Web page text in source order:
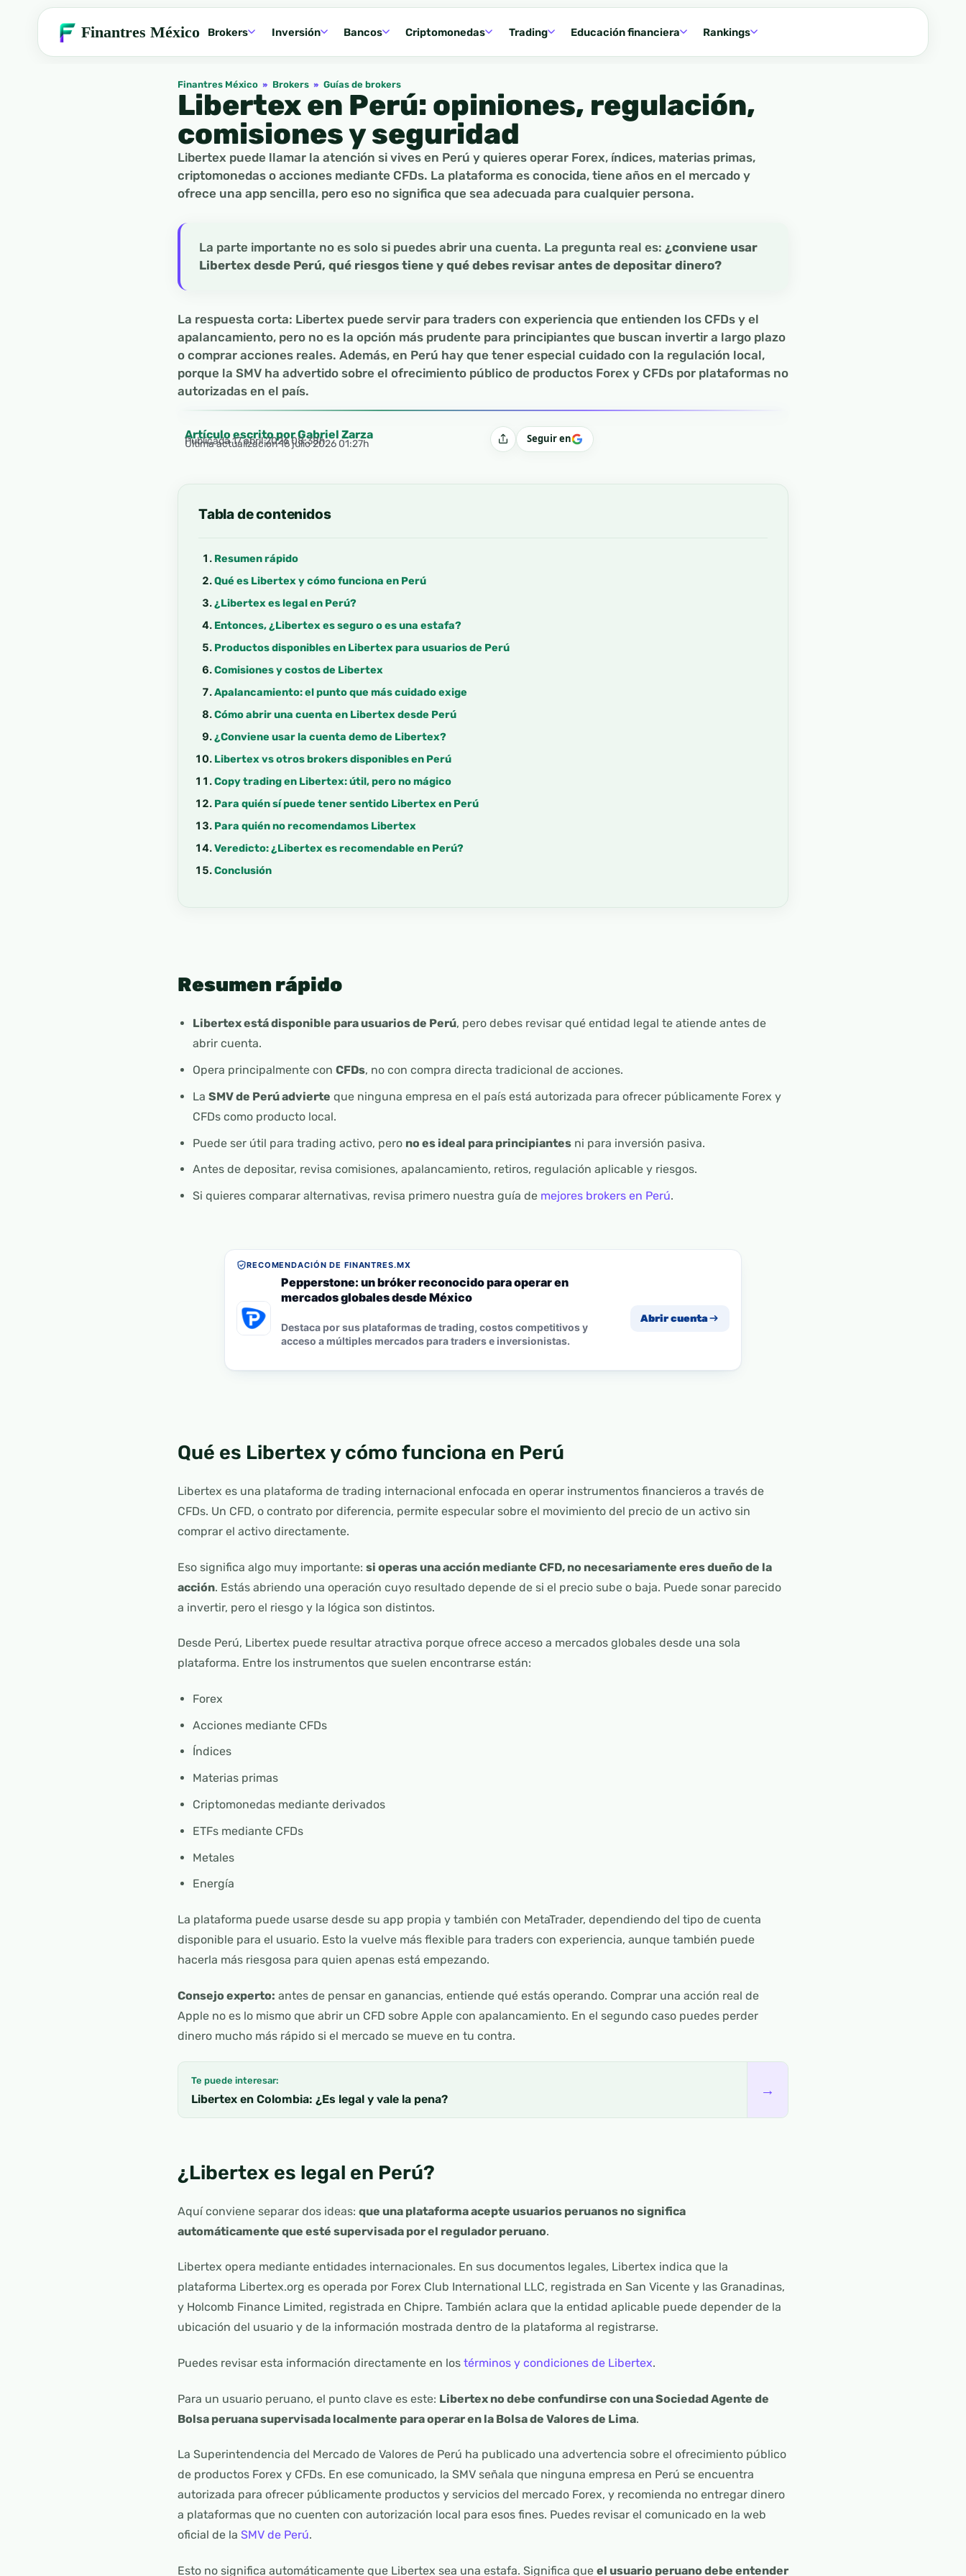
Finantres México Brokers Inversión Bancos Criptomonedas Trading Educación financiera Rankings
Finantres México » Brokers » Guías de brokers
Libertex en Perú: opiniones, regulación,
comisiones y seguridad
Libertex puede llamar la atención si vives en Perú y quieres operar Forex, índices, materias primas,
criptomonedas o acciones mediante CFDs. La plataforma es conocida, tiene años en el mercado y
ofrece una app sencilla, pero eso no significa que sea adecuada para cualquier persona.
La parte importante no es solo si puedes abrir una cuenta. La pregunta real es: ¿conviene usar
Libertex desde Perú, qué riesgos tiene y qué debes revisar antes de depositar dinero?
La respuesta corta: Libertex puede servir para traders con experiencia que entienden los CFDs y el
apalancamiento, pero no es la opción más prudente para principiantes que buscan invertir a largo plazo
o comprar acciones reales. Además, en Perú hay que tener especial cuidado con la regulación local,
porque la SMV ha advertido sobre el ofrecimiento público de productos Forex y CFDs por plataformas no
autorizadas en el país.
Artículo escrito por Gabriel Zarza
Publicada17 abril 2026 08:38h
Última actualización 16 julio 2026 01:27h CompartirSeguir en
Tabla de contenidos
Resumen rápido
Qué es Libertex y cómo funciona en Perú
¿Libertex es legal en Perú?
Entonces, ¿Libertex es seguro o es una estafa?
Productos disponibles en Libertex para usuarios de Perú
Comisiones y costos de Libertex
Apalancamiento: el punto que más cuidado exige
Cómo abrir una cuenta en Libertex desde Perú
¿Conviene usar la cuenta demo de Libertex?
Libertex vs otros brokers disponibles en Perú
Copy trading en Libertex: útil, pero no mágico
Para quién sí puede tener sentido Libertex en Perú
Para quién no recomendamos Libertex
Veredicto: ¿Libertex es recomendable en Perú?
Conclusión
Resumen rápido
Libertex está disponible para usuarios de Perú, pero debes revisar qué entidad legal te atiende antes de
abrir cuenta.
Opera principalmente con CFDs, no con compra directa tradicional de acciones.
La SMV de Perú advierte que ninguna empresa en el país está autorizada para ofrecer públicamente Forex y
CFDs como producto local.
Puede ser útil para trading activo, pero no es ideal para principiantesni para inversión pasiva.
Antes de depositar, revisa comisiones, apalancamiento, retiros, regulación aplicable y riesgos.
Si quieres comparar alternativas, revisa primero nuestra guía de mejores brokers en Perú.
RECOMENDACIÓN DE FINANTRES.MX
Pepperstone: un bróker reconocido para operar en
mercados globales desde México
Destaca por sus plataformas de trading, costos competitivos y
acceso a múltiples mercados para traders e inversionistas.
Abrir cuenta
Qué es Libertex y cómo funciona en Perú
Libertex es una plataforma de trading internacional enfocada en operar instrumentos financieros a través de
CFDs. Un CFD, o contrato por diferencia, permite especular sobre el movimiento del precio de un activo sin
comprar el activo directamente.
Eso significa algo muy importante: si operas una acción mediante CFD, no necesariamente eres dueño de la
acción. Estás abriendo una operación cuyo resultado depende de si el precio sube o baja. Puede sonar parecido
a invertir, pero el riesgo y la lógica son distintos.
Desde Perú, Libertex puede resultar atractiva porque ofrece acceso a mercados globales desde una sola
plataforma. Entre los instrumentos que suelen encontrarse están:
Forex
Acciones mediante CFDs
Índices
Materias primas
Criptomonedas mediante derivados
ETFs mediante CFDs
Metales
Energía
La plataforma puede usarse desde su app propia y también con MetaTrader, dependiendo del tipo de cuenta
disponible para el usuario. Esto la vuelve más flexible para traders con experiencia, aunque también puede
hacerla más riesgosa para quien apenas está empezando.
Consejo experto: antes de pensar en ganancias, entiende qué estás operando. Comprar una acción real de
Apple no es lo mismo que abrir un CFD sobre Apple con apalancamiento. En el segundo caso puedes perder
dinero mucho más rápido si el mercado se mueve en tu contra.
Te puede interesar:
Libertex en Colombia: ¿Es legal y vale la pena?
→
¿Libertex es legal en Perú?
Aquí conviene separar dos ideas: que una plataforma acepte usuarios peruanos no significa
automáticamente que esté supervisada por el regulador peruano.
Libertex opera mediante entidades internacionales. En sus documentos legales, Libertex indica que la
plataforma Libertex.org es operada por Forex Club International LLC, registrada en San Vicente y las Granadinas,
y Holcomb Finance Limited, registrada en Chipre. También aclara que la entidad aplicable puede depender de la
ubicación del usuario y de la información mostrada dentro de la plataforma al registrarse.
Puedes revisar esta información directamente en los términos y condiciones de Libertex.
Para un usuario peruano, el punto clave es este: Libertex no debe confundirse con una Sociedad Agente de
Bolsa peruana supervisada localmente para operar en la Bolsa de Valores de Lima.
La Superintendencia del Mercado de Valores de Perú ha publicado una advertencia sobre el ofrecimiento público
de productos Forex y CFDs. En ese comunicado, la SMV señala que ninguna empresa en Perú se encuentra
autorizada para ofrecer públicamente productos y servicios del mercado Forex, y recomienda no entregar dinero
a plataformas que no cuenten con autorización local para esos fines. Puedes revisar el comunicado en la web
oficial de la SMV de Perú.
Esto no significa automáticamente que Libertex sea una estafa. Significa que el usuario peruano debe entender